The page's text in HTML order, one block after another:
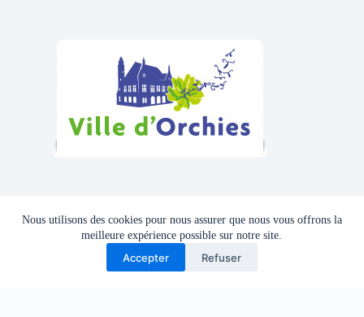
Nous utilisons des cookies pour nous assurer que nous vous offrons la
meilleure expérience possible sur notre site.
Accepter Refuser
Tél : 06 81 41 39 09
Adresse mail : cyclocluborchies@gmail.com